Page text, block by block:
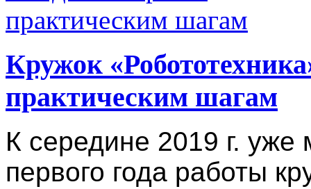
Кружок
практическим шагам
К середине 2019 г.
первого года работы